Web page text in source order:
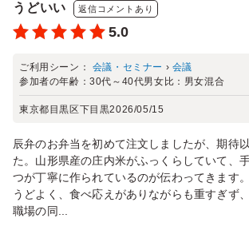
うどいい
返信コメントあり
5.0
ご利用シーン： 会議・セミナー › 会議
参加者の年齢：30代～40代男女比： 男女混合
東京都目黒区下目黒2026/05/15
辰弁のお弁当を初めて注文しましたが、期待
た。山形県産の庄内米がふっくらしていて、
つが丁寧に作られているのが伝わってきます
うどよく、食べ応えがありながらも重すぎず
職場の同...